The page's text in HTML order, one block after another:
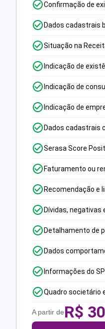
Confirmação de
Dados cadastrais
Situação na
Indicação de
Indicação de
Indicação de
Dados cadastrais
Serasa Score
Faturamento ou
Recomendação e
Dívidas, negativas
Detalhamento de
Dados
Informações do
Quadro societário
A partir deR$